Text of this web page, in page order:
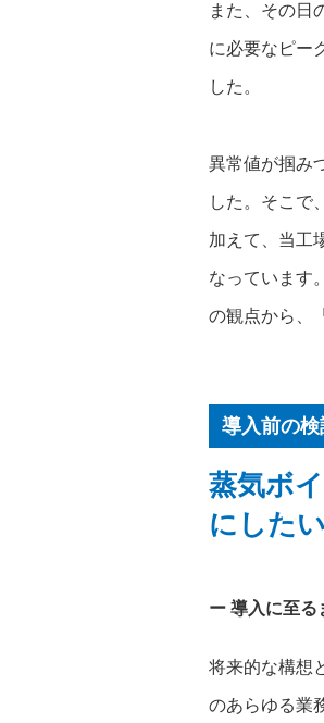
また、その日
に必要なピー
した。
異常値が掴み
した。そこで
加えて、当工
なっています
の観点から、
導入前の
蒸気ボ
にしたい
導入に至る
将来的な構想
のあらゆる業